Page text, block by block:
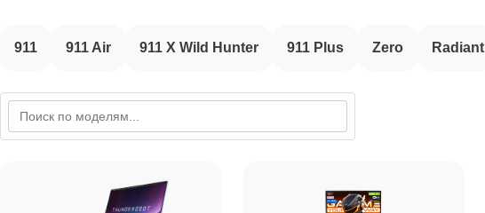
911 911 Air 911 X Wild Hunter 911 Plus Zero Radiant